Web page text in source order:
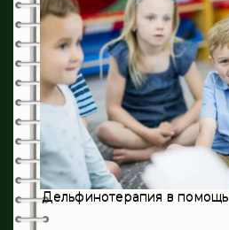
Инфекционные заболевания
Кардиология
Неврология
Онкология
Оториноларингология
Педиатрия
Дельфинотерапия в помощь